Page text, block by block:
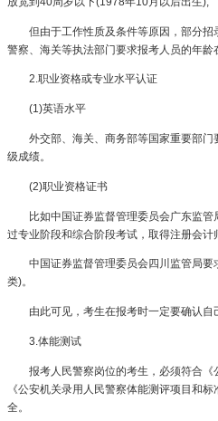
但由于工作性质及条件等原因，部分
警察、海关等执法部门要求报考人员的年龄
2.职业资格或专业水平认证
(1)英语水平
外交部、海关、商务部等国家重要部
级成绩。
(2)职业资格证书
比如中国证券监督管理委员会广东监
过专业阶段和综合阶段考试，取得注册会计
中国证券监督管理委员会四川监管局
类)。
由此可见，考生在报考时一定要确认自
3.体能测试
报考人民警察岗位的考生，必须符合《
《公安机关录用人民警察体能测评项目和标
全。